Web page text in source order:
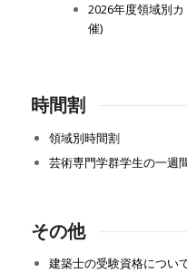
2026年度領域別
催)
時間割
領域別時間割
芸術専門学群学生の一週
その他
建築士の受験資格につい